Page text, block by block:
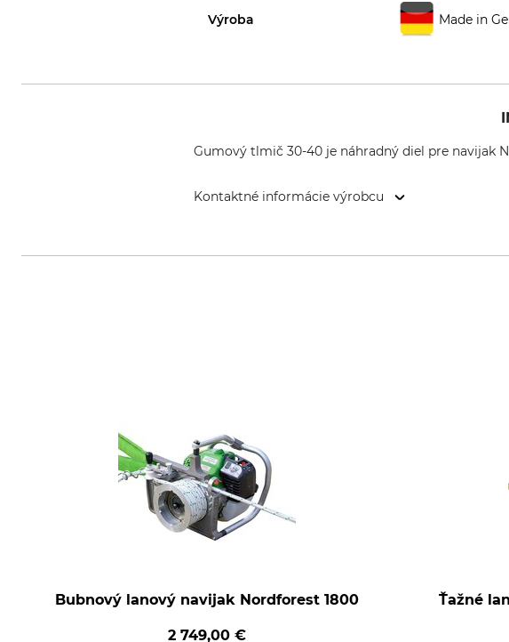
Výroba Made in
Gumový tlmič 30-40 je náhradný diel pre navijak
Kontaktné informácie výrobcu
Bubnový lanový navijak Nordforest 1800
2 749,00 €
Ťažné